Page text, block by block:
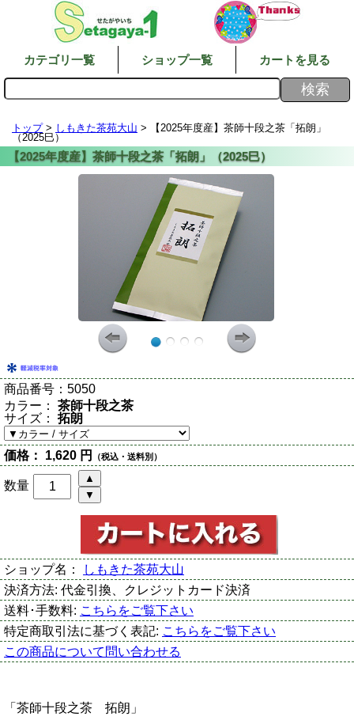
カテゴリ一覧 ショップ一覧 カートを見る
トップ> しもきた茶苑大山 > 【2025年度産】茶師十段之茶「拓朗」
（2025巳）
商品番号： 5050
カラー：
茶師十段之茶
サイズ：
拓朗
価格： 1,620 円 （税込・送料別）
数量
ショップ名：
しもきた茶苑大山
決済方法: 代金引換、クレジットカード決済
送料･手数料: こちらをご覧下さい
特定商取引法に基づく表記: こちらをご覧下さい
この商品について問い合わせる
「茶師十段之茶 拓朗」